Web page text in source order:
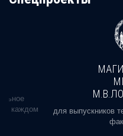
в каждом
для выпускников